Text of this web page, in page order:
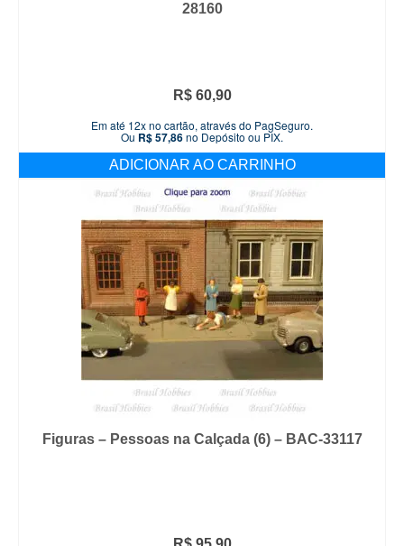
28160
R$60,90
Em até 12x no cartão, através do PagSeguro.
Ou R$57,86no Depósito ou PIX.
ADICIONAR AO CARRINHO
Figuras – Pessoas na Calçada (6) – BAC-33117